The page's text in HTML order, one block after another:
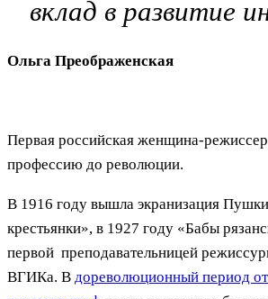
вклад в развитие
Ольга Преображенская
Первая российская женщина-
профессию до революции.
В 1916 году вышла экранизация
крестьянки», в 1927 году «Бабы
первой преподавательницей
ВГИКа. В дореволюционный период